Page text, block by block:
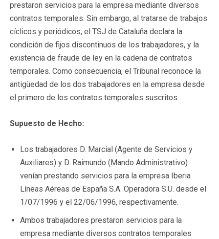
prestaron servicios para la empresa mediante diversos
contratos temporales. Sin embargo, al tratarse de trabajos
cíclicos y periódicos, el TSJ de Cataluña declara la
condición de fijos discontinuos de los trabajadores, y la
existencia de fraude de ley en la cadena de contratos
temporales. Como consecuencia, el Tribunal reconoce la
antigüedad de los dos trabajadores en la empresa desde
el primero de los contratos temporales suscritos.
Supuesto de Hecho:
Los trabajadores D. Marcial (Agente de Servicios y
Auxiliares) y D. Raimundo (Mando Administrativo)
venían prestando servicios para la empresa Iberia
Líneas Aéreas de España S.A. Operadora S.U. desde el
1/07/1996 y el 22/06/1996, respectivamente.
Ambos trabajadores prestaron servicios para la
empresa mediante diversos contratos temporales